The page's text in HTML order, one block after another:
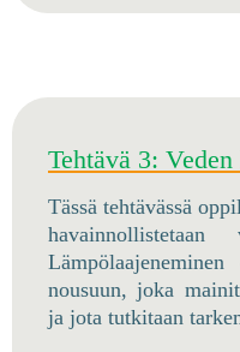
Tehtävä 3:
Tässä tehtävässä
havainnollistetaan
nousuun, joka
ja jota tutkitaan